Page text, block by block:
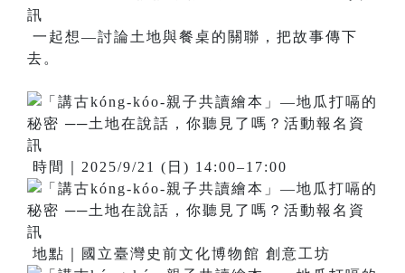
一起想—討論土地與餐桌的關聯，把故事傳下
去。
時間｜2025/9/21 (日) 14:00–17:00
地點｜國立臺灣史前文化博物館 創意工坊